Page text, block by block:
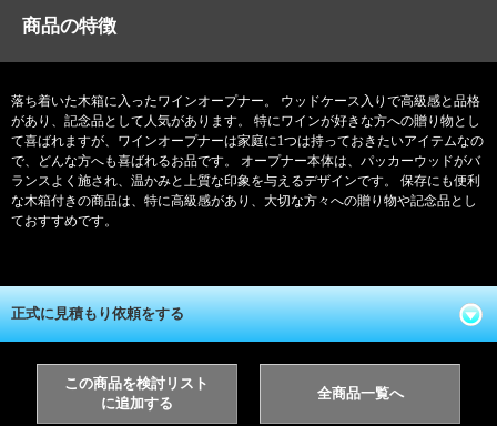
商品の特徴
落ち着いた木箱に入ったワインオープナー。 ウッドケース入りで高級感と品格
があり、記念品として人気があります。 特にワインが好きな方への贈り物とし
て喜ばれますが、ワインオープナーは家庭に1つは持っておきたいアイテムなの
で、どんな方へも喜ばれるお品です。 オープナー本体は、パッカーウッドがバ
ランスよく施され、温かみと上質な印象を与えるデザインです。 保存にも便利
な木箱付きの商品は、特に高級感があり、大切な方々への贈り物や記念品とし
ておすすめです。
正式に見積もり依頼をする
この商品を検討リスト
に追加する
全商品一覧へ